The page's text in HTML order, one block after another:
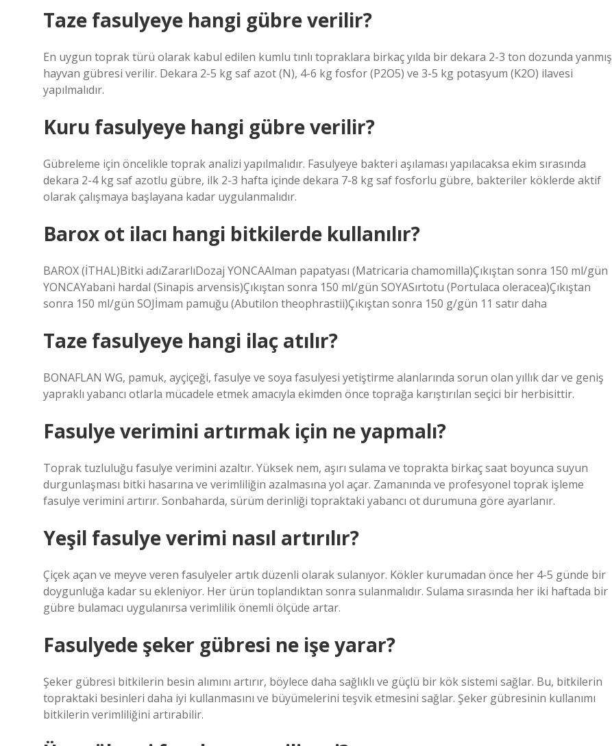
Taze fasulyeye hangi gübre verilir?
En uygun toprak türü olarak kabul edilen kumlu tınlı topraklara birkaç yılda bir dekara 2-3 ton dozunda yanmış
hayvan gübresi verilir. Dekara 2-5 kg ​​​​​​saf azot (N), 4-6 kg ​​​​fosfor (P2O5) ve 3-5 kg ​​​​​​potasyum (K2O) ilavesi
yapılmalıdır.
Kuru fasulyeye hangi gübre verilir?
Gübreleme için öncelikle toprak analizi yapılmalıdır. Fasulyeye bakteri aşılaması yapılacaksa ekim sırasında
dekara 2-4 kg saf azotlu gübre, ilk 2-3 hafta içinde dekara 7-8 kg saf fosforlu gübre, bakteriler köklerde aktif
olarak çalışmaya başlayana kadar uygulanmalıdır.
Barox ot ilacı hangi bitkilerde kullanılır?
BAROX (İTHAL)Bitki adıZararlıDozaj YONCAAlman papatyası (Matricaria chamomilla)Çıkıştan sonra 150 ml/gün
YONCAYabani hardal (Sinapis arvensis)Çıkıştan sonra 150 ml/gün SOYASırtotu (Portulaca oleracea)Çıkıştan
sonra 150 ml/gün SOJİmam pamuğu (Abutilon theophrastii)Çıkıştan sonra 150 g/gün 11 satır daha
Taze fasulyeye hangi ilaç atılır?
BONAFLAN WG, pamuk, ayçiçeği, fasulye ve soya fasulyesi yetiştirme alanlarında sorun olan yıllık dar ve geniş
yapraklı yabancı otlarla mücadele etmek amacıyla ekimden önce toprağa karıştırılan seçici bir herbisittir.
Fasulye verimini artırmak için ne yapmalı?
Toprak tuzluluğu fasulye verimini azaltır. Yüksek nem, aşırı sulama ve toprakta birkaç saat boyunca suyun
durgunlaşması bitki hasarına ve verimliliğin azalmasına yol açar. Zamanında ve profesyonel toprak işleme
fasulye verimini artırır. Sonbaharda, sürüm derinliği topraktaki yabancı ot durumuna göre ayarlanır.
Yeşil fasulye verimi nasıl artırılır?
Çiçek açan ve meyve veren fasulyeler artık düzenli olarak sulanıyor. Kökler kurumadan önce her 4-5 günde bir
doygunluğa kadar su ekleniyor. Her ürün toplandıktan sonra sulanmalıdır. Sulama sırasında her iki haftada bir
gübre bulamacı uygulanırsa verimlilik önemli ölçüde artar.
Fasulyede şeker gübresi ne işe yarar?
Şeker gübresi bitkilerin besin alımını artırır, böylece daha sağlıklı ve güçlü bir kök sistemi sağlar. Bu, bitkilerin
topraktaki besinleri daha iyi kullanmasını ve büyümelerini teşvik etmesini sağlar. Şeker gübresinin kullanımı
bitkilerin verimliliğini artırabilir.